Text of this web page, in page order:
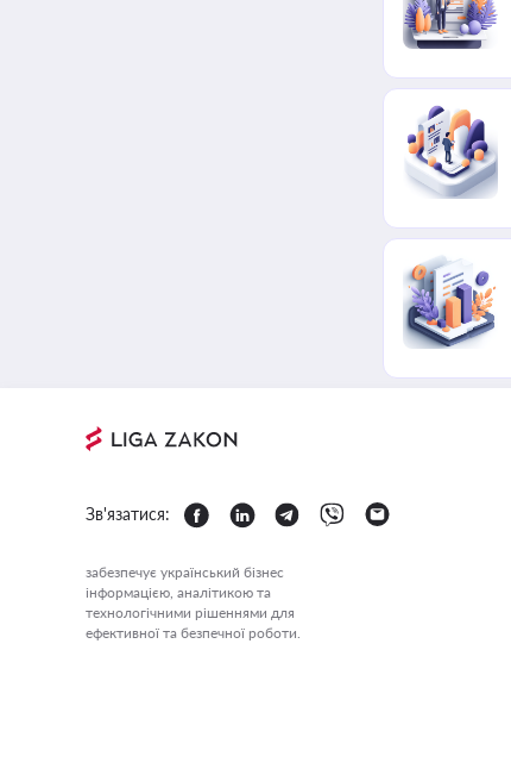
Зв'язатися:
забезпечує український бізнес
інформацією, аналітикою та
технологічними рішеннями для
ефективної та безпечної роботи.